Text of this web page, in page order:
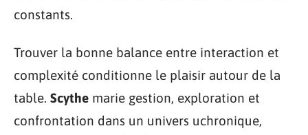
constants.
Trouver la bonne balance entre interaction et
complexité conditionne le plaisir autour de la
table. Scythe marie gestion, exploration et
confrontation dans un univers uchronique,